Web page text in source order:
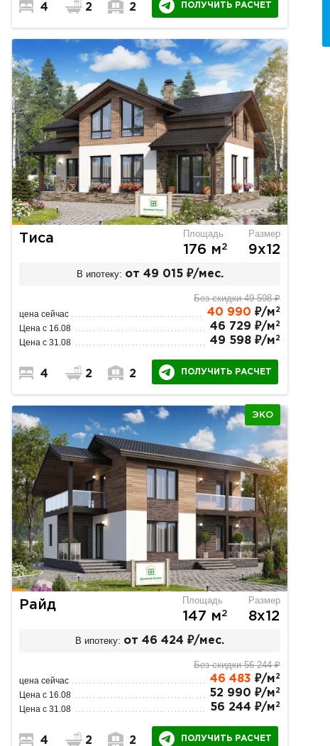
4 2 2 ПОЛУЧИТЬ РАСЧЕТ
Тиса Площадь
176 м2
Размер
9х12
В ипотеку: от 49 015 ₽/мес.
Без скидки 49 598 ₽
цена сейчас 40 990 ₽/м 2
Цена с 16.08 46 729 ₽/м 2
Цена с 31.08 49 598 ₽/м 2
4 2 2 ПОЛУЧИТЬ РАСЧЕТ
ЭКО
Райд Площадь
147 м2
Размер
8х12
В ипотеку: от 46 424 ₽/мес.
Без скидки 56 244 ₽
цена сейчас 46 483 ₽/м 2
Цена с 16.08 52 990 ₽/м 2
Цена с 31.08 56 244 ₽/м 2
4 2 2 ПОЛУЧИТЬ РАСЧЕТ